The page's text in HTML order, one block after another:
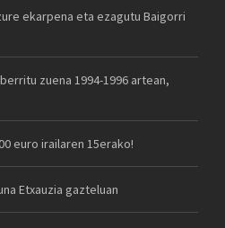
ekarpena eta ezagutu Baigorri
zuena 1994-1996 artean,
euro irailaren 15erako!
Etxauzia gazteluan